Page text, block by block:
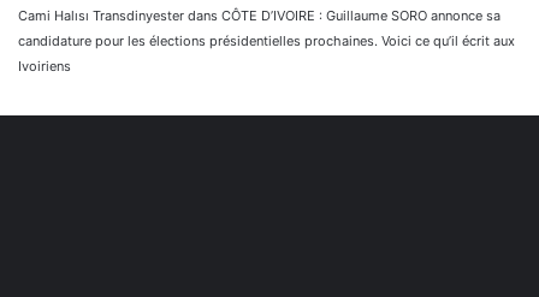
Cami Halısı Transdinyester dans CÔTE D’IVOIRE : Guillaume SORO annonce sa
candidature pour les élections présidentielles prochaines. Voici ce qu’il écrit aux
Ivoiriens